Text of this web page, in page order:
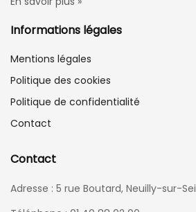
Informations légales
Mentions légales
Politique des cookies
Politique de confidentialité
Contact
Contact
Adresse : 5 rue Boutard, Neuilly-sur-